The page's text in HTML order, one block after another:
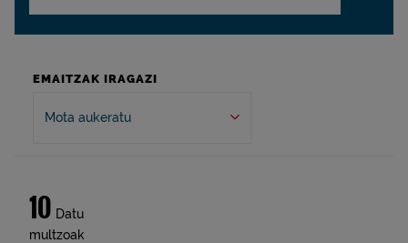
EMAITZAK IRAGAZI
Mota aukeratu
10 Datu
multzoak